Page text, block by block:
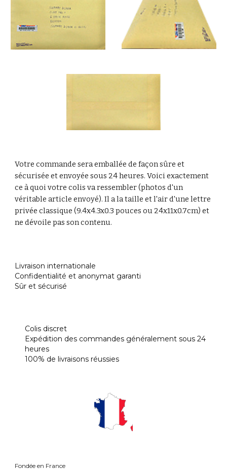
Votre commande sera emballée de façon sûre et
sécurisée et envoyée sous 24 heures. Voici exactement
ce à quoi votre colis va ressembler (photos d'un
véritable article envoyé). Il a la taille et l'air d'une lettre
privée classique (9.4x4.3x0.3 pouces ou 24x11x0.7cm) et
ne dévoile pas son contenu.
Livraison internationale
Confidentialité et anonymat garanti
Sûr et sécurisé
Colis discret
Expédition des commandes généralement sous 24
heures
100% de livraisons réussies
Fondée en France